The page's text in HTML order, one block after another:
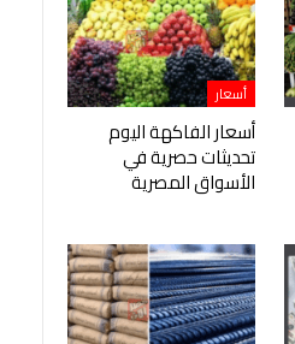
أسعار
أسعار الفاكهة اليوم
تحديثات حصرية في
الأسواق المصرية